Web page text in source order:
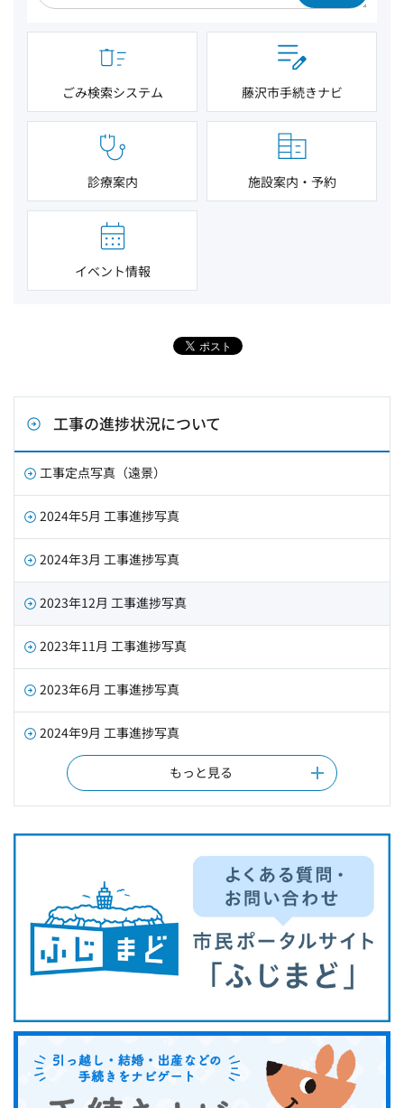
ごみ検索システム 藤沢市手続きナビ
診療案内 施設案内・予約
イベント情報
工事の進捗状況について
工事定点写真（遠景）
2024年5月 工事進捗写真
2024年3月 工事進捗写真
2023年12月 工事進捗写真
2023年11月 工事進捗写真
2023年6月 工事進捗写真
2024年9月 工事進捗写真
もっと見る